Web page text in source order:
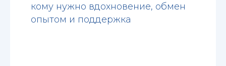
кому нужно вдохновение, обмен
опытом и поддержка